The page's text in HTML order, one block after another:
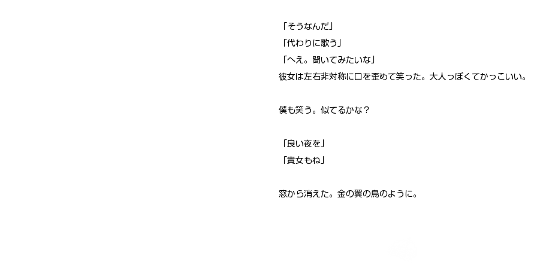
「そうなんだ」
「代わりに歌う」
「へえ。聞いてみたいな」
彼女は左右非対称に口を歪めて笑った。大人っぽくてかっこいい。
僕も笑う。似てるかな？
「良い夜を」
「貴女もね」
窓から消えた。金の翼の鳥のように。